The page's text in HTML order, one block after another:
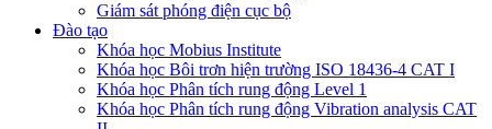
Giám sát phóng điện cục bộ
Đào tạo
Khóa học Mobius Institute
Khóa học Bôi trơn hiện trường ISO 18436-4 CAT I
Khóa học Phân tích rung động Level 1
Khóa học Phân tích rung động Vibration analysis CAT